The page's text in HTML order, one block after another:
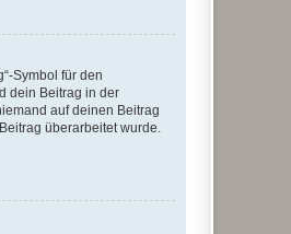
Symbol für den
dein Beitrag in der
auf deinen Beitrag
überarbeitet wurde.